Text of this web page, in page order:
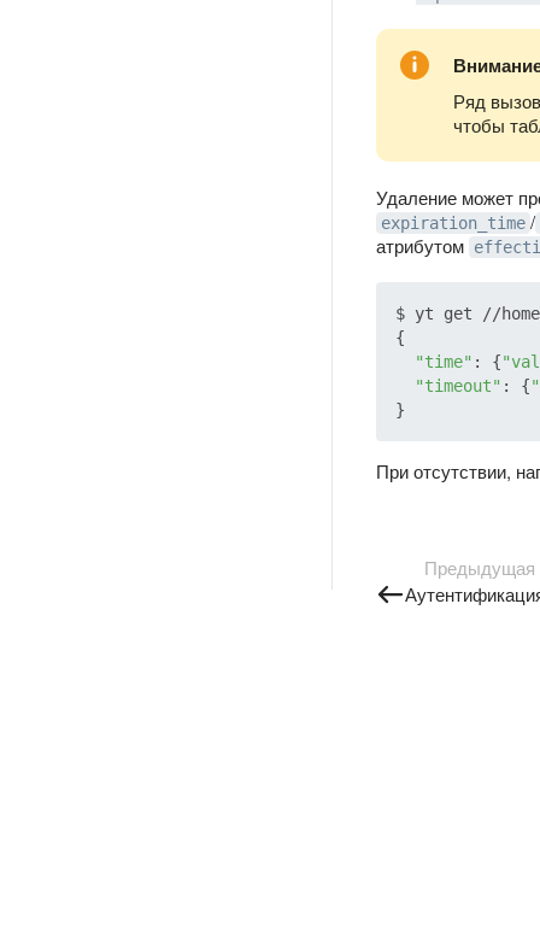
Ряд
чтобы
Удаление может
expiration_time /
атрибутом
$ yt get //
{
"time" : {
"timeout" : {
При отсутствии,
Предыдущая